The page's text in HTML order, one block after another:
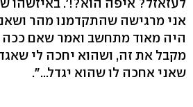
לעזאזל? איפה הוא?!'. באיזשהו
אני מרגישה שהתקדמנו מהר
היה מאוד מתחשב ואמר שאם ככה
מקבל את זה, ושהוא יחכה לי
שאני אחכה לו שהוא יגדל...".